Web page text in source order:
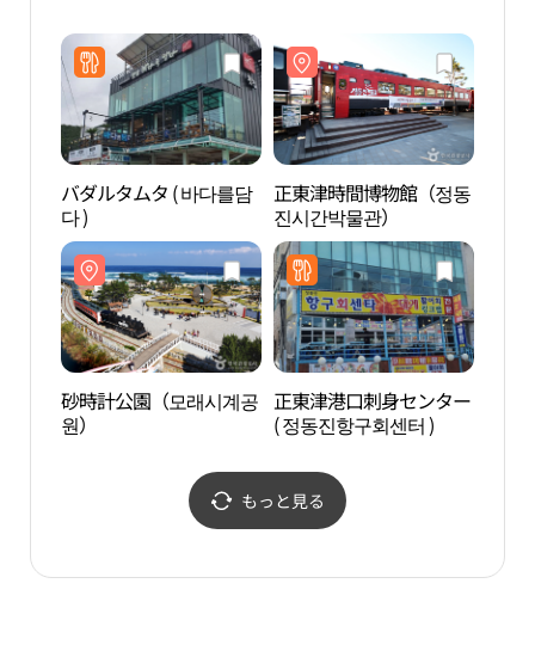
バダルタムタ ( 바다를담
다 )
正東津時間博物館（정동
진시간박물관）
砂時計公園（모래시계공
원）
正東津港口刺身センター
( 정동진항구회센터 )
もっと見る